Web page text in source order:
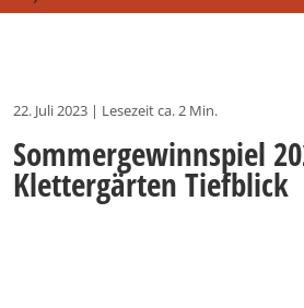
22. Juli 2023 | Lesezeit ca. 2 Min.
Sommergewinnspiel
Klettergärten Tiefblick